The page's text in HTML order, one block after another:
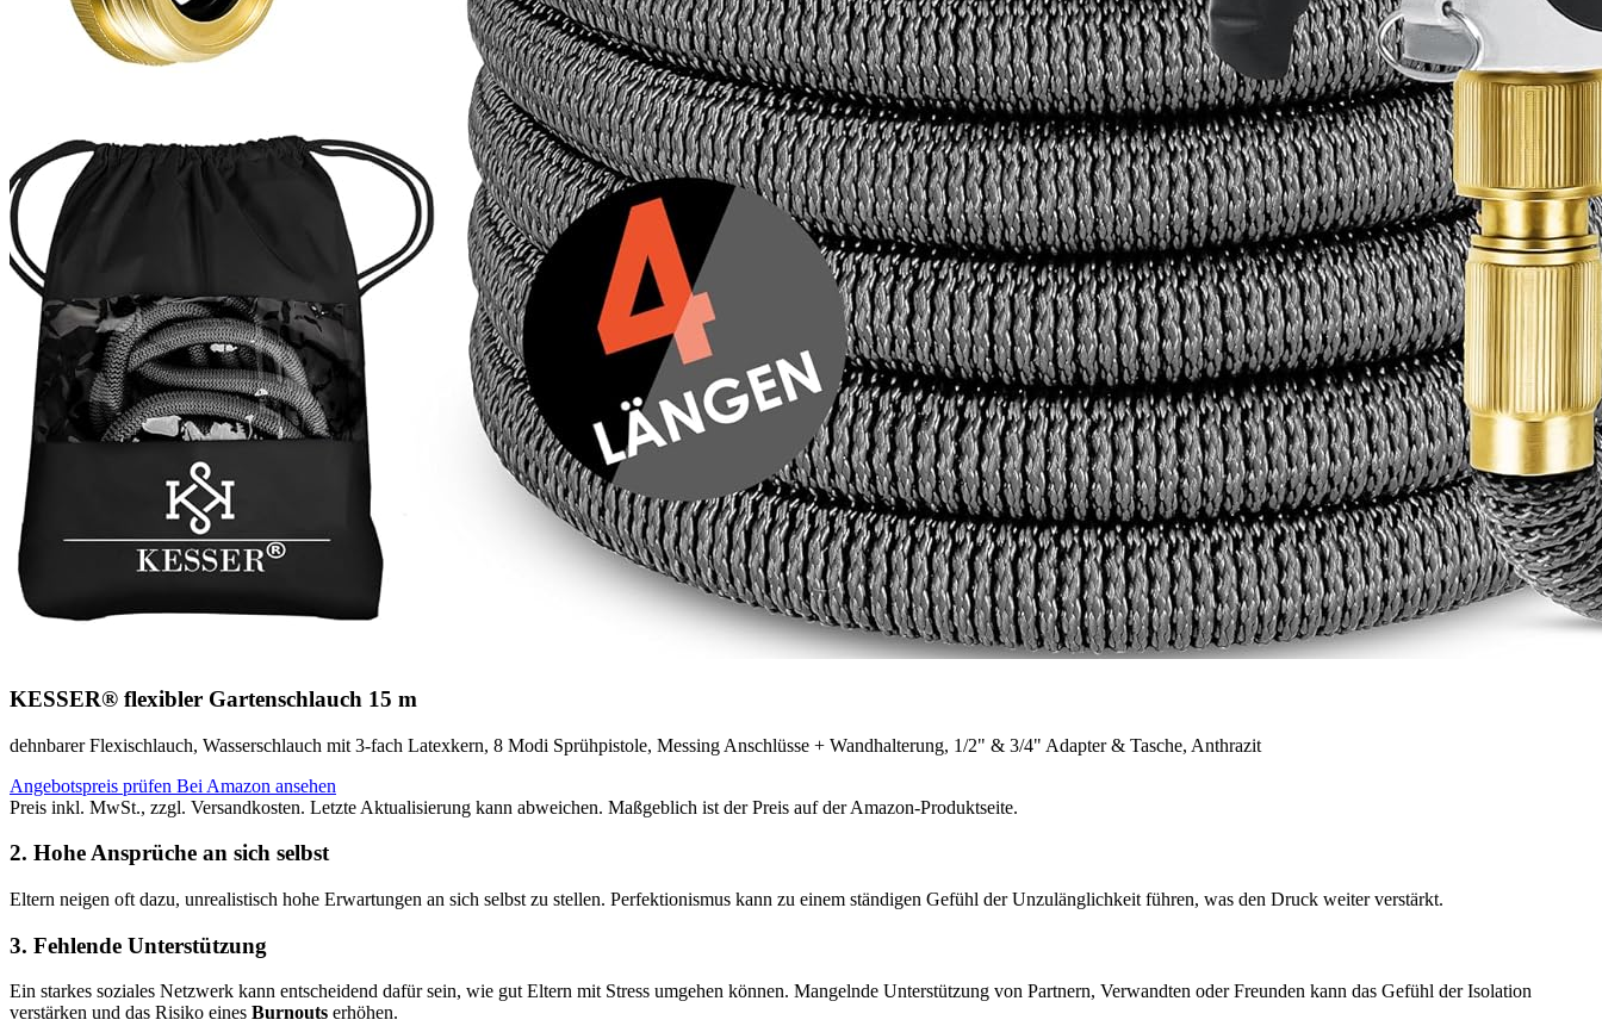
KESSER® flexibler Gartenschlauch 15 m
dehnbarer Flexischlauch, Wasserschlauch mit 3-fach Latexkern, 8 Modi Sprühpistole, Messing Anschlüsse + Wandhalterung, 1/2" & 3/4" Adapter & Tasche, Anthrazit
Angebotspreis prüfen Bei Amazon ansehen
Preis inkl. MwSt., zzgl. Versandkosten. Letzte Aktualisierung kann abweichen. Maßgeblich ist der Preis auf der Amazon-Produktseite.
2. Hohe Ansprüche an sich selbst
Eltern neigen oft dazu, unrealistisch hohe Erwartungen an sich selbst zu stellen. Perfektionismus kann zu einem ständigen Gefühl der Unzulänglichkeit führen, was den Druck weiter verstärkt.
3. Fehlende Unterstützung
Ein starkes soziales Netzwerk kann entscheidend dafür sein, wie gut Eltern mit Stress umgehen können. Mangelnde Unterstützung von Partnern, Verwandten oder Freunden kann das Gefühl der Isolation
verstärken und das Risiko eines Burnouts erhöhen.